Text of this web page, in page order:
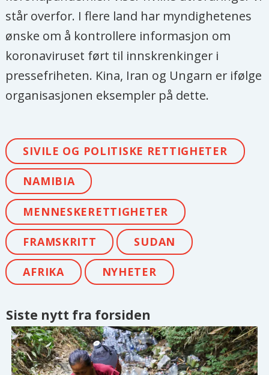
står overfor. I flere land har myndighetenes
ønske om å kontrollere informasjon om
koronaviruset ført til innskrenkinger i
pressefriheten. Kina, Iran og Ungarn er ifølge
organisasjonen eksempler på dette.
SIVILE OG POLITISKE RETTIGHETER
NAMIBIA
MENNESKERETTIGHETER
FRAMSKRITT SUDAN
AFRIKA NYHETER
Siste nytt fra forsiden